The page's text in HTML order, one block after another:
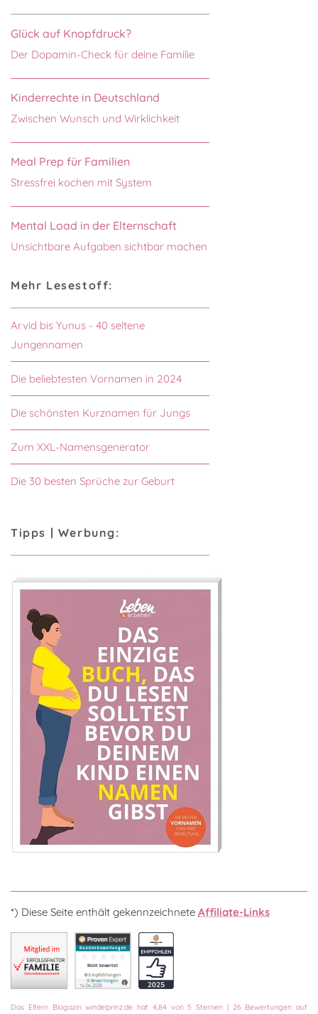
Glück auf Knopfdruck?
Der Dopamin-Check für deine Familie
Kinderrechte in Deutschland
Zwischen Wunsch und Wirklichkeit
Meal Prep für Familien
Stressfrei kochen mit System
Mental Load in der Elternschaft
Unsichtbare Aufgaben sichtbar machen
Mehr Lesestoff:
Arvid bis Yunus - 40 seltene
Jungennamen
Die beliebtesten Vornamen in 2024
Die schönsten Kurznamen für Jungs
Zum XXL-Namensgenerator
Die 30 besten Sprüche zur Geburt
Tipps | Werbung:
*) Diese Seite enthält gekennzeichnete Affiliate-Links
Das Eltern Blogazin windelprinz.de hat 4,84von5 Sternen | 26Bewertungen auf